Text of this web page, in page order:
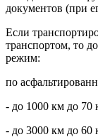
документов (при
Если
транспортом, то
режим:
по
- до 1000 км до 70
- до 3000 км до 60